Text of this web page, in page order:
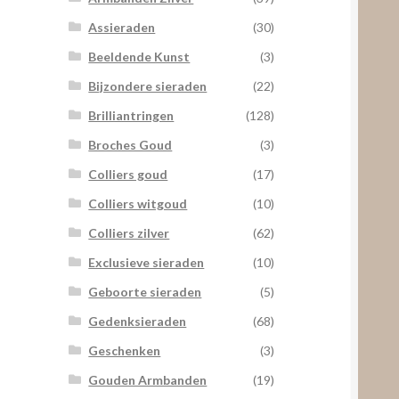
Assieraden
(30)
Beeldende Kunst
(3)
Bijzondere sieraden
(22)
Brilliantringen
(128)
Broches Goud
(3)
Colliers goud
(17)
Colliers witgoud
(10)
Colliers zilver
(62)
Exclusieve sieraden
(10)
Geboorte sieraden
(5)
Gedenksieraden
(68)
Geschenken
(3)
Gouden Armbanden
(19)